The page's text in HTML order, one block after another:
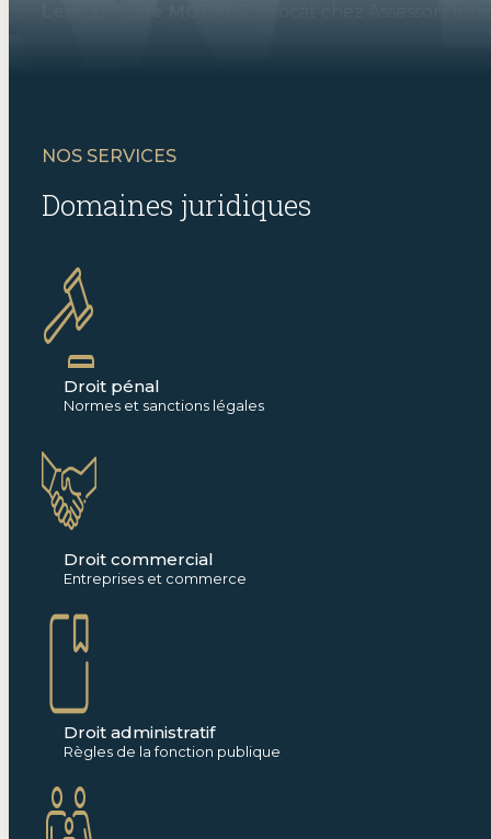
NOS SERVICES
Domaines juridiques
Droit pénal
Normes et sanctions légales
Droit commercial
Entreprises et commerce
Droit administratif
Règles de la fonction publique